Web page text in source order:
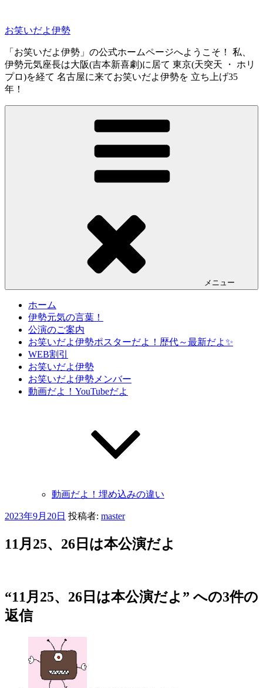
テ
ン
ツ
へ
ス
キ
ッ
お笑いだよ伊勢
「お笑いだよ伊勢」の公式ホームページへようこそ！ 私、
伊勢元気座長は大阪(吉本新喜劇)に居て 東京(天突天 ・ ホリ
プロ)を経て 名古屋に来てお笑いだよ伊勢を 立ち上げ35
年！
メニュー
ホーム
伊勢元気の言葉！
公演のご案内
お笑いだよ伊勢ポスターだよ！歴代～最新だよ✨
WEB割引
お笑いだよ伊勢
お笑いだよ伊勢メンバー
動画だよ！YouTubeだよ
動画だよ！埋め込みの違い
投
日:
2023年9月20日 投稿者: master
11月25、26日は本公演だよ
“11月25、26日は本公演だよ” への3件の
返信